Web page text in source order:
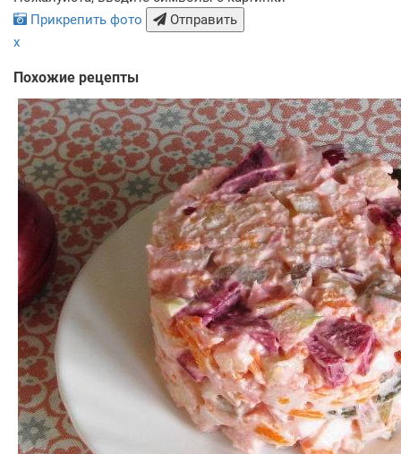
Прикрепить фото
Отправить
x
Похожие рецепты